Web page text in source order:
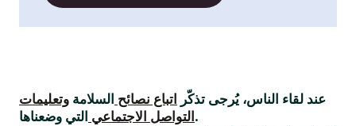
عند لقاء الناس، يُرجى تذكّر اتباع نصائح السلامة وتعليمات
التواصل الاجتماعي التي وضعناها.